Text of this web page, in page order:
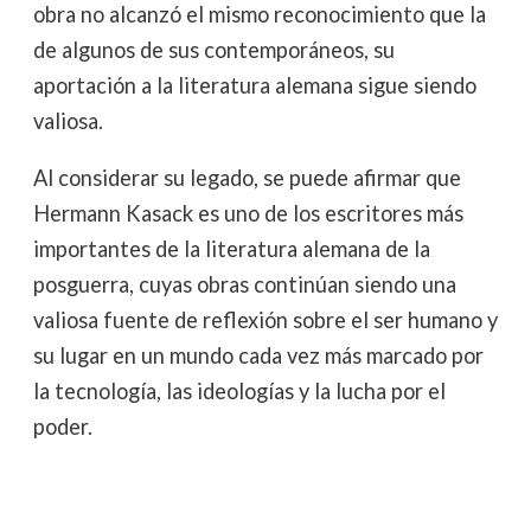
obra no alcanzó el mismo reconocimiento que la
de algunos de sus contemporáneos, su
aportación a la literatura alemana sigue siendo
valiosa.
Al considerar su legado, se puede afirmar que
Hermann Kasack es uno de los escritores más
importantes de la literatura alemana de la
posguerra, cuyas obras continúan siendo una
valiosa fuente de reflexión sobre el ser humano y
su lugar en un mundo cada vez más marcado por
la tecnología, las ideologías y la lucha por el
poder.